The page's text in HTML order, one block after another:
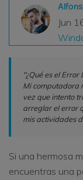
Repairit -
UBackit -
Jun
"¿Qué es el
Mi computadora
vez que intento
arreglar el error
mis actividades
Si una hermosa
encuentras una